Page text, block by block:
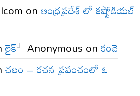
onఆంధ్రప్రదేశ్ లో కష్టోడియల్
లైక్ Anonymous onకంచె
చలం – రచన ప్రపంచంలో ఓ